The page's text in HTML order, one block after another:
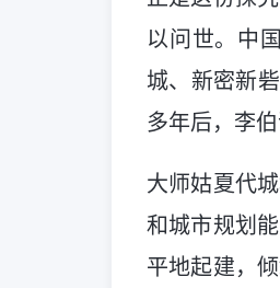
以问世。中
城、新密新
多年后，李
大师姑夏代
和城市规划
平地起建，